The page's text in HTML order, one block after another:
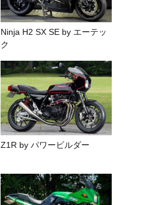
Ninja H2 SX SE by エーテッ
ク
Z1R by パワービルダー